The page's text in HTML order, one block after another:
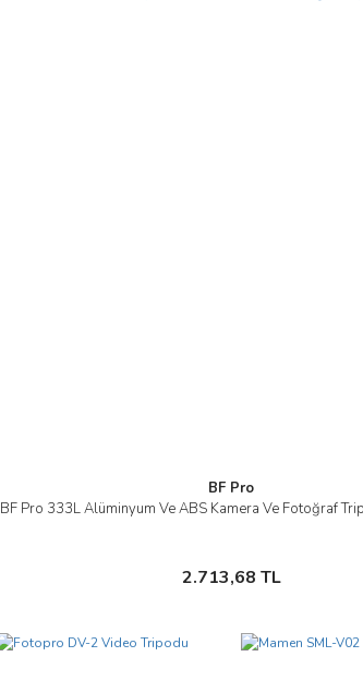
BF Pro
BF Pro 333L Alüminyum Ve ABS Kamera Ve Fotoğraf
2.713,68 TL
İncele
Sepete Ekle